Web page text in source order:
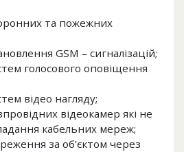
та пожежних
GSM – сигналізацій;
голосового оповіщення
відео нагляду;
відеокамер які не
кабельних мереж;
за об’єктом через